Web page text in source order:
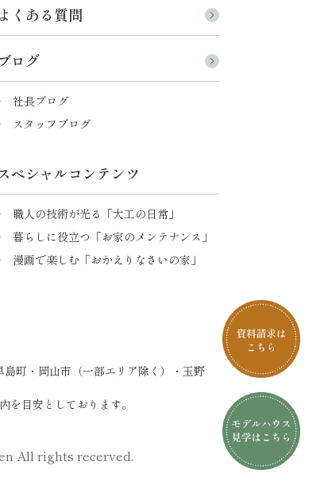
よくある質問
ブログ
社長ブログ
スタッフブログ
ペシャルコンテンツ
職人の技術が光る「大工の日常」
暮らしに役立つ「お家のメンテナンス」
漫画で楽しむ「おかえりなさいの家」
町・岡山市（一部エリア除く）・玉野
目安としております。
All rights recerved.